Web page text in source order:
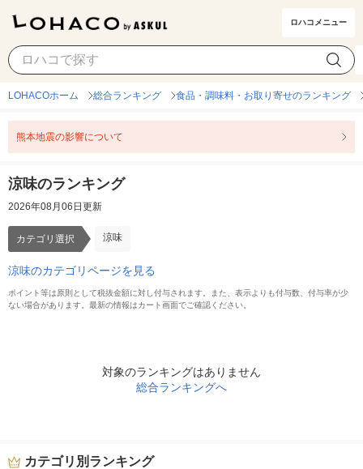
ロハコメニュー
涼味 カテゴリ選択
LOHACOホーム 総合ランキング 食品・調味料・お取り寄せのランキング
熊本地震の影響について
涼味のランキング
2026年08月06日更新
カテゴリ選択 涼味
涼味のカテゴリページを見る
ポイント等は原則として税抜金額に対し付与されます。また、表示よりも付与数、付与率が少
ない場合があります。最新の情報はカート画面でご確認ください。
対象のランキングはありません
総合ランキングへ
カテゴリ別ランキング